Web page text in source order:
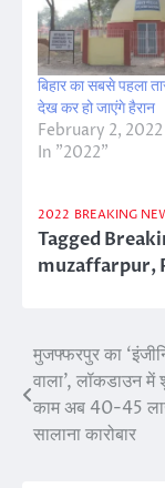
बिहार का सबसे पहला
देख कर हो जाएंगे हैरान
February 2, 2022
In "2022"
2022 BREAKING
Tagged
muzaffarpur,
Post
navigation
मुजफ्फरपुर का
वाला’, लॉकडाउन में
काम अब 40-45
सालाना कारोबार